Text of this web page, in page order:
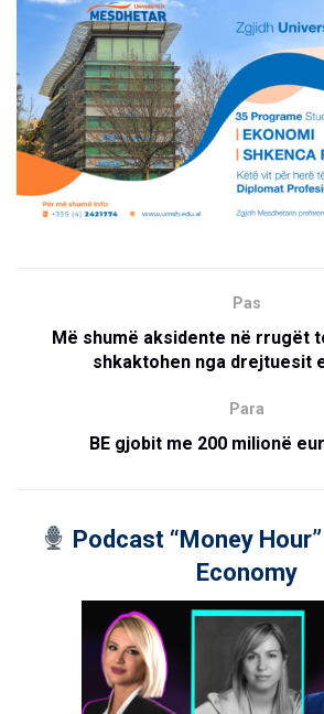
Pas
Më shumë aksidente në rrugët
shkaktohen nga drejtuesit
Para
BE gjobit me 200 milionë
Podcast “Money
Economy